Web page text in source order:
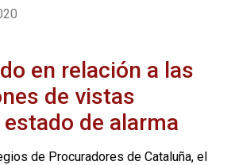
en relación a las
de vistas
de alarma
de Procuradores de Cataluña, el